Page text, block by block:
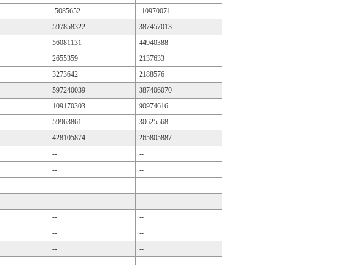
-5085652
-10970071
597858322
387457013
56081131
44940388
2655359
2137633
3273642
2188576
597240039
387406070
109170303
90974616
59963861
30625568
428105874
265805887
--
--
--
--
--
--
--
--
--
--
--
--
--
--